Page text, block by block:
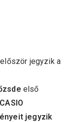
jegyzik a
első
jegyzik